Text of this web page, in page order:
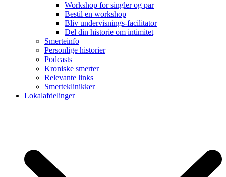
Workshop for singler og par
Bestil en workshop
Bliv undervisnings-facilitator
Del din historie om intimitet
Smerteinfo
Personlige historier
Podcasts
Kroniske smerter
Relevante links
Smerteklinikker
Lokalafdelinger